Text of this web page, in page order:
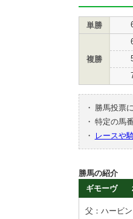
単勝
複勝
・
勝馬投票
・ 特定の馬
・
レースや
勝馬の紹介
ギモーヴ
父：ハービ